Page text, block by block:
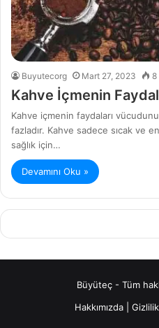
Buyutecorg Mart 27, 2023 8
Kahve İçmenin
Kahve içmenin faydaları
fazladır. Kahve sadece sıcak ve
sağlık için…
Devamını Oku »
Büyüteç - Tüm
Hakkımızda